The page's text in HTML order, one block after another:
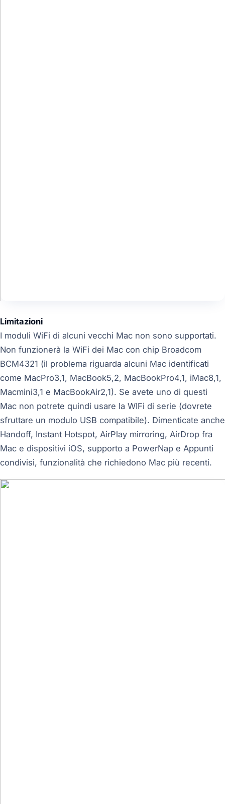
Limitazioni
I moduli WiFi di alcuni vecchi Mac non sono supportati.
Non funzionerà la WiFi dei Mac con chip Broadcom
BCM4321 (il problema riguarda alcuni Mac identificati
come MacPro3,1, MacBook5,2, MacBookPro4,1, iMac8,1,
Macmini3,1 e MacBookAir2,1). Se avete uno di questi
Mac non potrete quindi usare la WIFi di serie (dovrete
sfruttare un modulo USB compatibile). Dimenticate anche
Handoff, Instant Hotspot, AirPlay mirroring, AirDrop fra
Mac e dispositivi iOS, supporto a PowerNap e Appunti
condivisi, funzionalità che richiedono Mac più recenti.